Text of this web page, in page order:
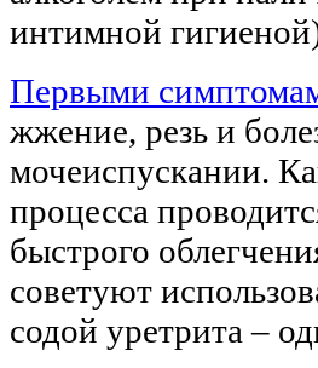
интимной
Первыми
жжение, резь и
мочеиспускании.
процесса
быстрого
советуют
содой уретрита –